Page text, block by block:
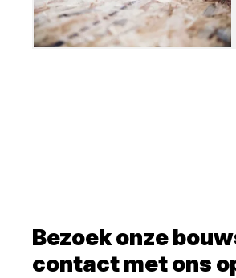
Bezoek onze
contact met ons